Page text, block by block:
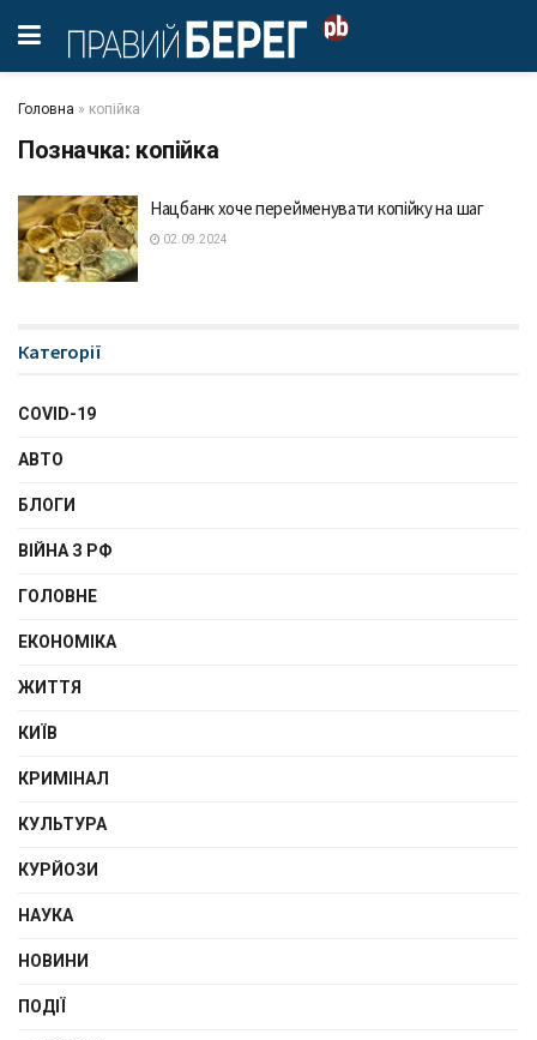
Головна » копійка
Позначка: копійка
Нацбанк хоче перейменувати копійку на шаг
02.09.2024
Категорії
COVID-19
АВТО
БЛОГИ
ВІЙНА З РФ
ГОЛОВНЕ
ЕКОНОМІКА
ЖИТТЯ
КИЇВ
КРИМІНАЛ
КУЛЬТУРА
КУРЙОЗИ
НАУКА
НОВИНИ
ПОДІЇ